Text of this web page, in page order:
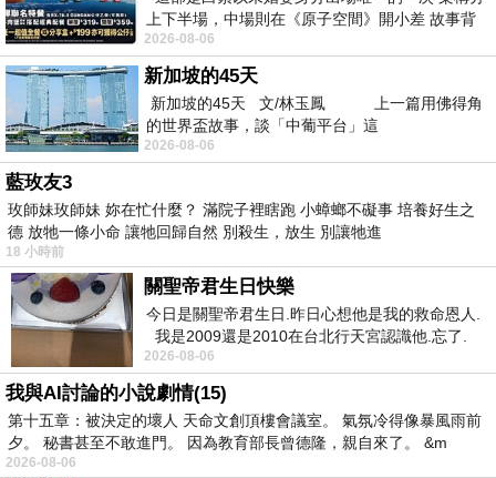
tgbhn5
2020-09-01 10:00:14
~~感謝分享，文章寫的不錯~~
http://www.poxet-60.tw
上下半場，中場則在《原子空間》開小差 故事背
景影射西藏境外流亡 地下組織
2026-08-06
新加坡的45天
新加坡的45天 文/林玉鳳 上一篇用佛得角
的世界盃故事，談「中葡平台」這
2026-08-06
藍玫友3
玫師妹玫師妹 妳在忙什麼？ 滿院子裡瞎跑 小蟑螂不礙事 培養好生之
德 放牠一條小命 讓牠回歸自然 別殺生，放生 別讓牠進
18 小時前
關聖帝君生日快樂
今日是關聖帝君生日.昨日心想他是我的救命恩人.
我是2009還是2010在台北行天宮認識他.忘了.
一個奇摩交友的網友學
2026-08-06
我與AI討論的小說劇情(15)
第十五章：被決定的壞人 天命文創頂樓會議室。 氣氛冷得像暴風雨前
夕。 秘書甚至不敢進門。 因為教育部長曾德隆，親自來了。 &m
2026-08-06